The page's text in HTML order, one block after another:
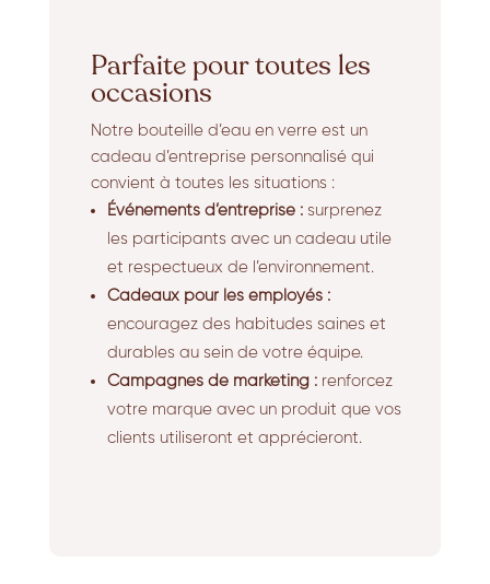
Parfaite pour toutes les
occasions
Notre bouteille d’eau en verre est un
cadeau d’entreprise personnalisé qui
convient à toutes les situations :
Événements d’entreprise :surprenez
les participants avec un cadeau utile
et respectueux de l’environnement.
Cadeaux pour les employés :
encouragez des habitudes saines et
durables au sein de votre équipe.
Campagnes de marketing :renforcez
votre marque avec un produit que vos
clients utiliseront et apprécieront.